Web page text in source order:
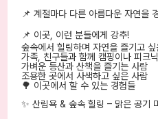
📌 계절마다 다른 아름다운 자연을
📌 이곳, 이런 분들에게 강추!
숲속에서 힐링하며 자연을 즐기고 싶
가족, 친구들과 함께 캠핑이나 피크
가벼운 등산과 산책을 즐기는 사람
조용한 곳에서 사색하고 싶은 사람
🌳 이곳에서 할 수 있는 경험들
✨ 산림욕 & 숲속 힐링 – 맑은 공기